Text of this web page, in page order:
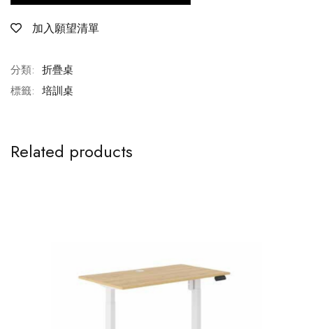
加入願望清單
分類: 折疊桌
標籤: 培訓桌
Related products